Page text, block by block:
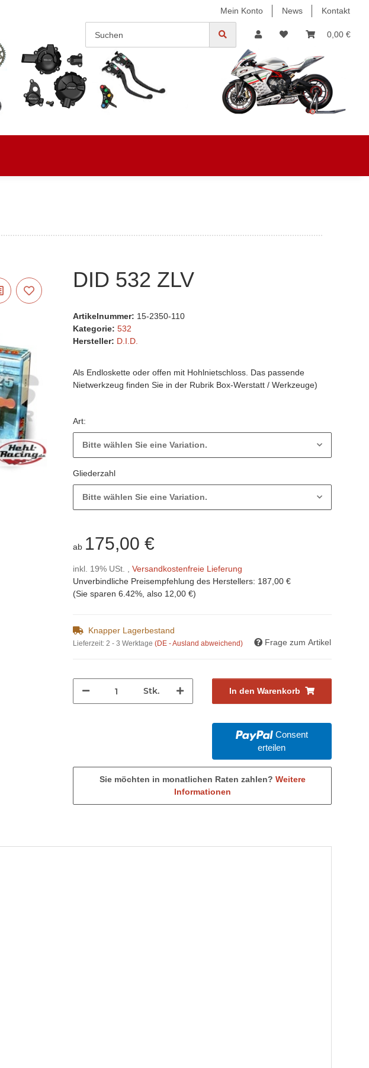
Mein Konto News Kontakt
0,00 €
DID 532 ZLV
Artikelnummer: 15-2350-110
Kategorie:532
Hersteller: D.I.D.
Als Endloskette oder offen mit Hohlnietschloss. Das passende
Nietwerkzeug finden Sie in der Rubrik Box-Werstatt / Werkzeuge)
Art:
Bitte wählen Sie eine Variation.
Gliederzahl
Bitte wählen Sie eine Variation.
ab 175,00 €
inkl. 19% USt. ,Versandkostenfreie Lieferung
Unverbindliche Preisempfehlung des Herstellers: 187,00 €
(Sie sparen6.42%, also 12,00 €)
Knapper Lagerbestand
Lieferzeit:2 - 3 Werktage(DE - Ausland abweichend) Frage zum Artikel
Stk. In den Warenkorb
Consent
erteilen
Sie möchten in monatlichen Raten zahlen? Weitere
Informationen